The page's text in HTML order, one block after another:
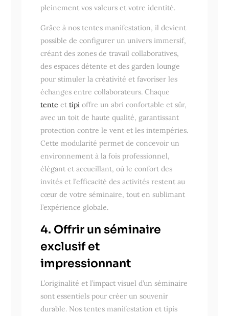
pleinement vos valeurs et votre identité.
Grâce à nos tentes manifestation, il devient
possible de configurer un univers immersif,
créant des zones de travail collaboratives,
des espaces détente et des garden lounge
pour stimuler la créativité et favoriser les
échanges entre collaborateurs. Chaque
tente et tipioffre un abri confortable et sûr,
avec un toit de haute qualité, garantissant
protection contre le vent et les intempéries.
Cette modularité permet de concevoir un
environnement à la fois professionnel,
élégant et accueillant, où le confort des
invités et l’efficacité des activités restent au
cœur de votre séminaire, tout en sublimant
l’expérience globale.
4. Offrir un séminaire
exclusif et
impressionnant
L’originalité et l’impact visuel d’un séminaire
sont essentiels pour créer un souvenir
durable. Nos tentes manifestation et tipis